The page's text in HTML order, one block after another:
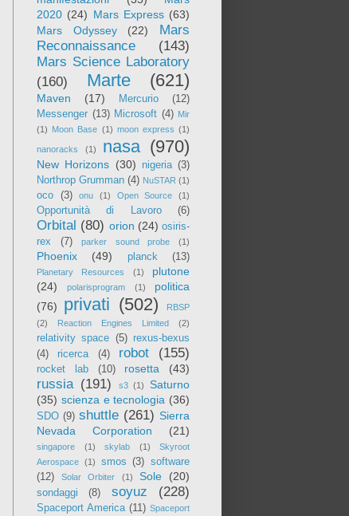
2020 (24) Mars Express (63)
Mars Odyssey
(22)
Mars
Reconnaissance
(143)
Mars Science Laboratory
(160)
Marte (621)
Maven (17) Mercurio
(12)
Messenger (13) Microsoft (4) Mir
(1) Moon Base (1) moon express (1)
nanoracks (1) nasa (970)
New Horizons (30) nigeria (3)
Northrop Grumman (4) NuSTAR (1)
oco (3) onu (1) Open Source (1)
Opportunità di Lavoro (6)
Orbital (80) orion (24) osiris-
rex
(7) parker sound probe (1)
Phoenix (49) planck (13)
Planetary Resources (1)
plutone
(24)
polarisprogram (1)
politica
(76)
privati (502)
RBSP
(2)
Reaction Engines Limited (2)
relativity space (5) rexus-bexus
(4)
ricerca (4) robot (155)
rocket lab (10) rosetta (43)
russia (191) s3 (1)
Saturno
(35) scienza e tecnologia (36)
SDO (9) shuttle (261) Sierra
Nevada Corporation
(21)
singapore (1) skylab (1)
Skyroot
Aerospace (1) smos (3) software
(12)
Solar Orbiter (1) Sole (20)
sondaggi (8) soyuz (228)
Spaceport America (11) Spaceport